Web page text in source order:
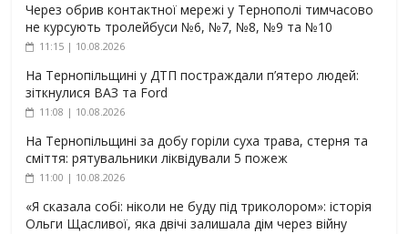
Через обрив контактної мережі у Тернополі тимчасово
не курсують тролейбуси №6, №7, №8, №9 та №10
11:15 | 10.08.2026
На Тернопільщині у ДТП постраждали п’ятеро людей:
зіткнулися ВАЗ та Ford
11:08 | 10.08.2026
На Тернопільщині за добу горіли суха трава, стерня та
сміття: рятувальники ліквідували 5 пожеж
11:00 | 10.08.2026
«Я сказала собі: ніколи не буду під триколором»: історія
Ольги Щасливої, яка двічі залишала дім через війну